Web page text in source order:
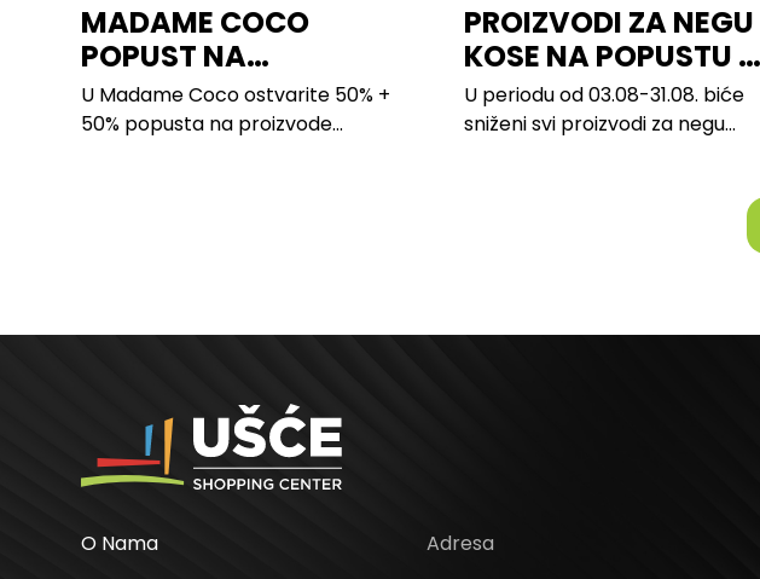
MADAME COCO
POPUST NA
PROIZVODE ZA
SPAVAĆU SOBU
U Madame Coco ostvarite 50% +
50% popusta na proizvode...
PROIZVODI ZA NEGU
KOSE NA POPUSTU U
LILLY
U periodu od 03.08-31.08. biće
sniženi svi proizvodi za negu
O Nama
Adresa